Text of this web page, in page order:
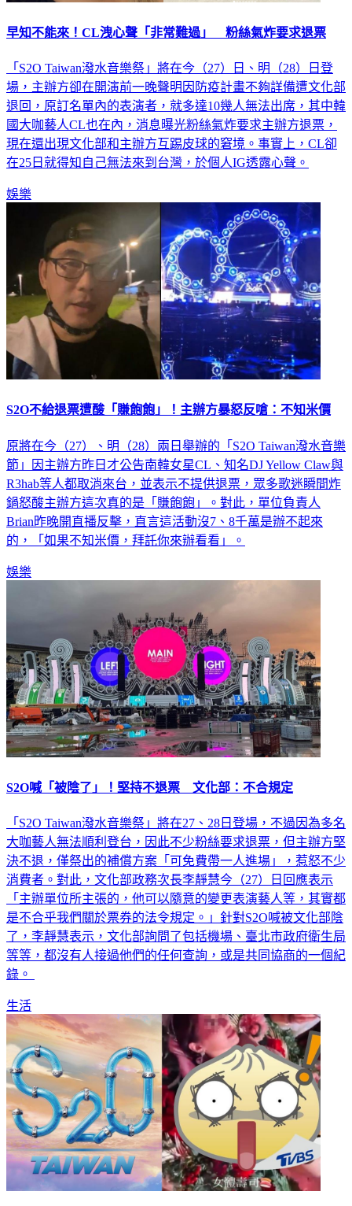
早知不能來！CL洩心聲「非常難過」 粉絲氣炸要求退票
「S2O Taiwan潑水音樂祭」將在今（27）日、明（28）日登
場，主辦方卻在開演前一晚聲明因防疫計畫不夠詳備遭文化部
退回，原訂名單內的表演者，就多達10幾人無法出席，其中韓
國大咖藝人CL也在內，消息曝光粉絲氣炸要求主辦方退票，
現在還出現文化部和主辦方互踢皮球的窘境。事實上，CL卻
在25日就得知自己無法來到台灣，於個人IG透露心聲。
娛樂
S2O不給退票遭酸「賺飽飽」！主辦方暴怒反嗆：不知米價
原將在今（27）、明（28）兩日舉辦的「S2O Taiwan潑水音樂
節」因主辦方昨日才公告南韓女星CL、知名DJ Yellow Claw與
R3hab等人都取消來台，並表示不提供退票，眾多歌迷瞬間炸
鍋怒酸主辦方這次真的是「賺飽飽」。對此，單位負責人
Brian昨晚開直播反擊，直言這活動沒7、8千萬是辦不起來
的，「如果不知米價，拜託你來辦看看」。
娛樂
S2O喊「被陰了」！堅持不退票 文化部：不合規定
「S2O Taiwan潑水音樂祭」將在27、28日登場，不過因為多名
大咖藝人無法順利登台，因此不少粉絲要求退票，但主辦方堅
決不退，僅祭出的補償方案「可免費帶一人進場」，惹怒不少
消費者。對此，文化部政務次長李靜慧今（27）日回應表示
「主辦單位所主張的，他可以隨意的變更表演藝人等，其實都
是不合乎我們關於票券的法令規定。」針對S2O喊被文化部陰
了，李靜慧表示，文化部詢問了包括機場、臺北市政府衛生局
等等，都沒有人接過他們的任何查詢，或是共同協商的一個紀
錄。
生活